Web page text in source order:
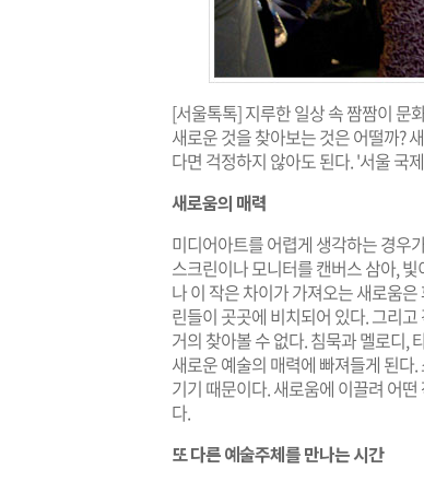
[서울톡톡] 지루한 일상 속 짬짬이 문
새로운 것을 찾아보는 것은 어떨까?
다면 걱정하지 않아도 된다. '서울 국
새로움의 매력
미디어아트를 어렵게 생각하는 경우
스크린이나 모니터를 캔버스 삼아,
나 이 작은 차이가 가져오는 새로움
린들이 곳곳에 비치되어 있다. 그리
거의 찾아볼 수 없다. 침묵과 멜로디,
새로운 예술의 매력에 빠져들게 된
기기 때문이다. 새로움에 이끌려 어
다.
또 다른 예술주체를 만나는 시간